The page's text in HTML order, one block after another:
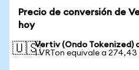
Precio de conversión de
hoy
🇺🇸Vertiv (Ondo Tokenized)
1 VRTon equivale a 274,43